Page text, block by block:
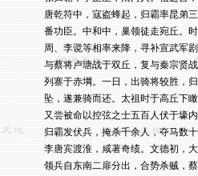
唐乾符中，寇盗蜂起，归霸率昆弟
番功臣。中和中，巢领徒走宛丘。
周、李谠等相率来降，寻补宣武军
与蔡将卢瑭战于双丘，复与秦宗贤
列寨于赤堈。一日，出骑将较胜，
坠，遂兼骑而还。太祖时于高丘下
又尝被命以控弦之士五百人伏于壕
归霸发伏兵，掩杀千余人，夺马数
李唐宾渡淮，咸著奇绩。文德初，
领兵自东南二扉分出，合势杀贼，